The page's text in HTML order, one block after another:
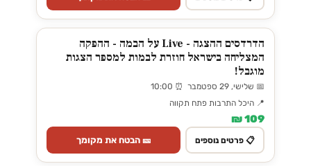
הדרדסים ההצגה - Live על הבמה - ההפקה
המצליחה בישראל חוזרת לבמות למספר הצגות
מוגבל!
📅 שלישי, 29 ספטמבר ⏰ 10:00
📍 היכל התרבות פתח תקווה
109 ₪
📋 פרטים נוספים 🎫 הבטח את מקומך